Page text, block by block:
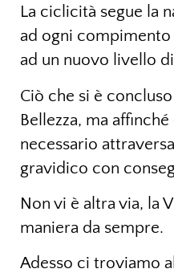
La ciclicità segue la
ad ogni compimento
ad un nuovo livello
Ciò che si è
Bellezza, ma
necessario
gravidico con
Non vi è altra via, la
maniera da sempre.
Adesso ci troviamo